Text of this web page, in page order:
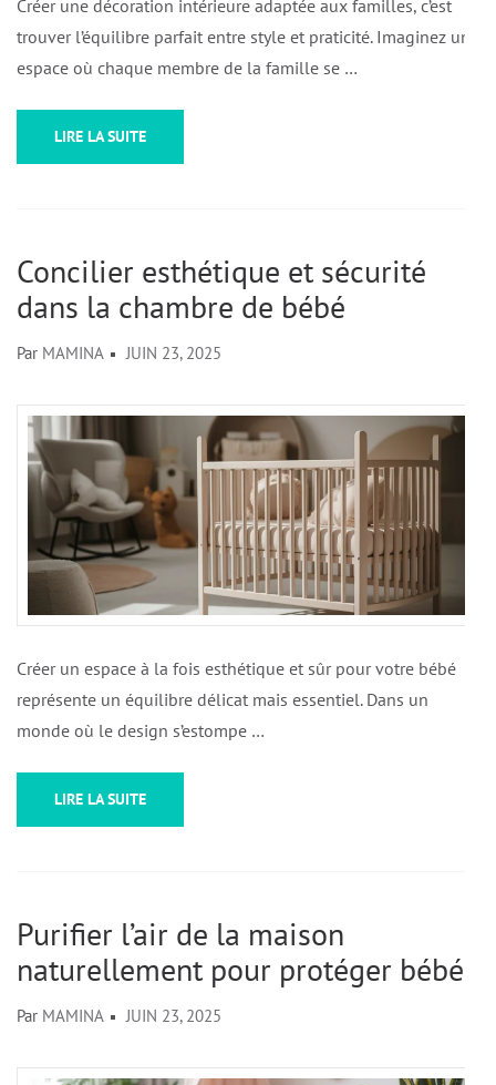
Créer une décoration intérieure adaptée aux familles, c’est
trouver l’équilibre parfait entre style et praticité. Imaginez un
espace où chaque membre de la famille se …
LIRE LA SUITE
Concilier esthétique et sécurité
dans la chambre de bébé
Par MAMINA JUIN 23, 2025
Créer un espace à la fois esthétique et sûr pour votre bébé
représente un équilibre délicat mais essentiel. Dans un
monde où le design s’estompe …
LIRE LA SUITE
Purifier l’air de la maison
naturellement pour protéger bébé
Par MAMINA JUIN 23, 2025